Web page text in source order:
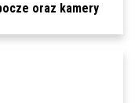
oraz kamery